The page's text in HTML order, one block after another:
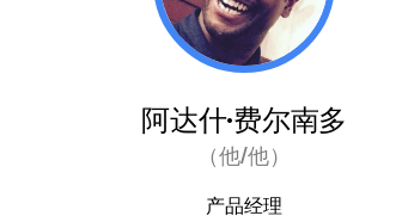
阿达什·费尔南多
（他/他）
产品经理